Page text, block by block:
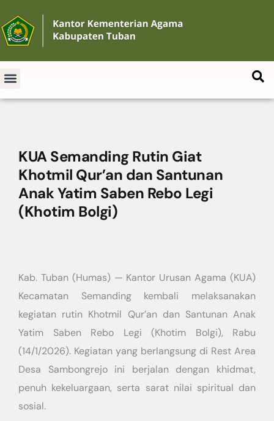
KUA Semanding Rutin Giat
Khotmil Qur’an dan Santunan
Anak Yatim Saben Rebo Legi
(Khotim Bolgi)
Kab. Tuban (Humas) — Kantor Urusan Agama (KUA)
Kecamatan Semanding kembali melaksanakan
kegiatan rutin Khotmil Qur’an dan Santunan Anak
Yatim Saben Rebo Legi (Khotim Bolgi), Rabu
(14/1/2026). Kegiatan yang berlangsung di Rest Area
Desa Sambongrejo ini berjalan dengan khidmat,
penuh kekeluargaan, serta sarat nilai spiritual dan
sosial.